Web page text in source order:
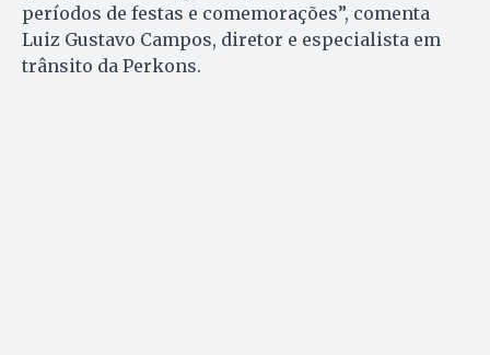
períodos de festas e comemorações”, comenta
Luiz Gustavo Campos, diretor e especialista em
trânsito da Perkons.